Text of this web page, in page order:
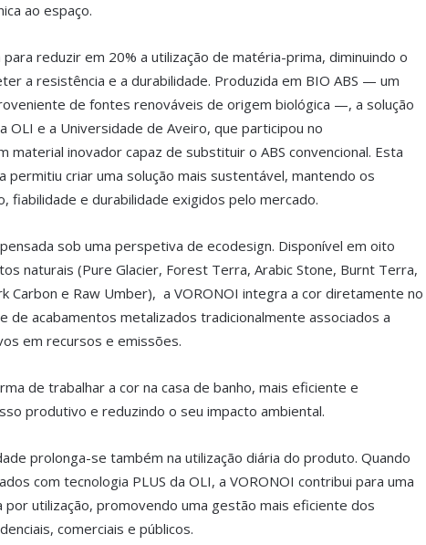
ao espaço.
reduzir em 20% a utilização de matéria-prima, diminuindo o
a resistência e a durabilidade. Produzida em BIO ABS — um
de fontes renováveis de origem biológica —, a solução
OLI e a Universidade de Aveiro, que participou no
material inovador capaz de substituir o ABS convencional. Esta
permitiu criar uma solução mais sustentável, mantendo os
fiabilidade e durabilidade exigidos pelo mercado.
sob uma perspetiva de ecodesign. Disponível em oito
naturais (Pure Glacier, Forest Terra, Arabic Stone, Burnt Terra,
Carbon e Raw Umber), a VORONOI integra a cor diretamente no
de acabamentos metalizados tradicionalmente associados a
em recursos e emissões.
de trabalhar a cor na casa de banho, mais eficiente e
produtivo e reduzindo o seu impacto ambiental.
prolonga-se também na utilização diária do produto. Quando
com tecnologia PLUS da OLI, a VORONOI contribui para uma
utilização, promovendo uma gestão mais eficiente dos
comerciais e públicos.